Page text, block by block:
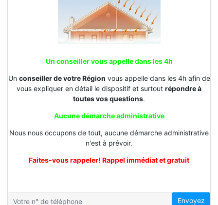
Un conseiller vous appelle dans les 4h
Un conseiller de votre Région vous appelle dans les 4h afin de
vous expliquer en détail le dispositif et surtout répondre à
toutes vos questions.
Aucune démarche administrative
Nous nous occupons de tout, aucune démarche administrative
n'est à prévoir.
Faites-vous rappeler! Rappel immédiat et gratuit
Envoyez